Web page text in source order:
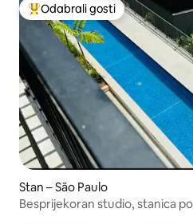
Među najviše rangiranima s
Odabrali gosti
Stan – São Paulo
Besprijekoran studio, stanica